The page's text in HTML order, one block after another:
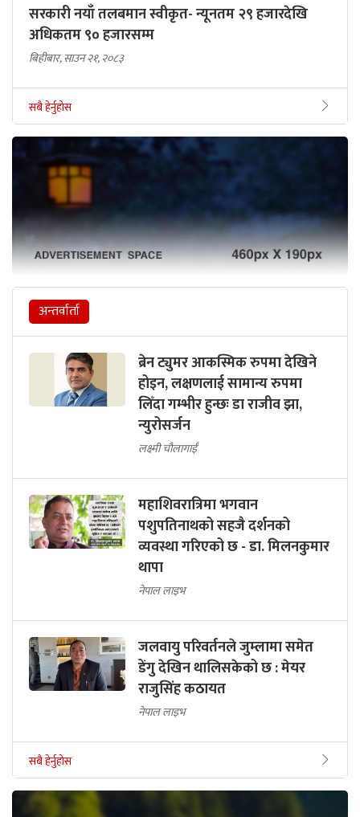
सरकारी नयाँ तलबमान स्वीकृत- न्यूनतम २९ हजारदेखि
अधिकतम ९० हजारसम्म
बिहीबार, साउन २१, २०८३
सबै हेर्नुहोस
अन्तर्वार्ता
ब्रेन ट्युमर आकस्मिक रुपमा देखिने
होइन, लक्षणलाई सामान्य रुपमा
लिँदा गम्भीर हुन्छः डा राजीव झा,
न्युरोसर्जन
लक्ष्मी चौलागाईं
महाशिवरात्रिमा भगवान
पशुपतिनाथको सहजै दर्शनको
व्यवस्था गरिएको छ - डा. मिलनकुमार
थापा
नेपाल लाइभ
जलवायु परिवर्तनले जुम्लामा समेत
डेंगु देखिन थालिसकेको छ : मेयर
राजुसिंह कठायत
नेपाल लाइभ
सबै हेर्नुहोस